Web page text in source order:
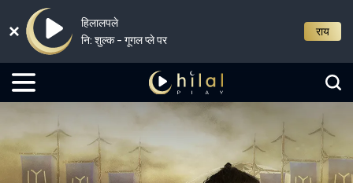
हिलालपले
नि: शुल्क - गूगल प्ले पर
राय